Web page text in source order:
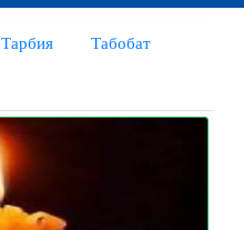
Тарбия Табобат